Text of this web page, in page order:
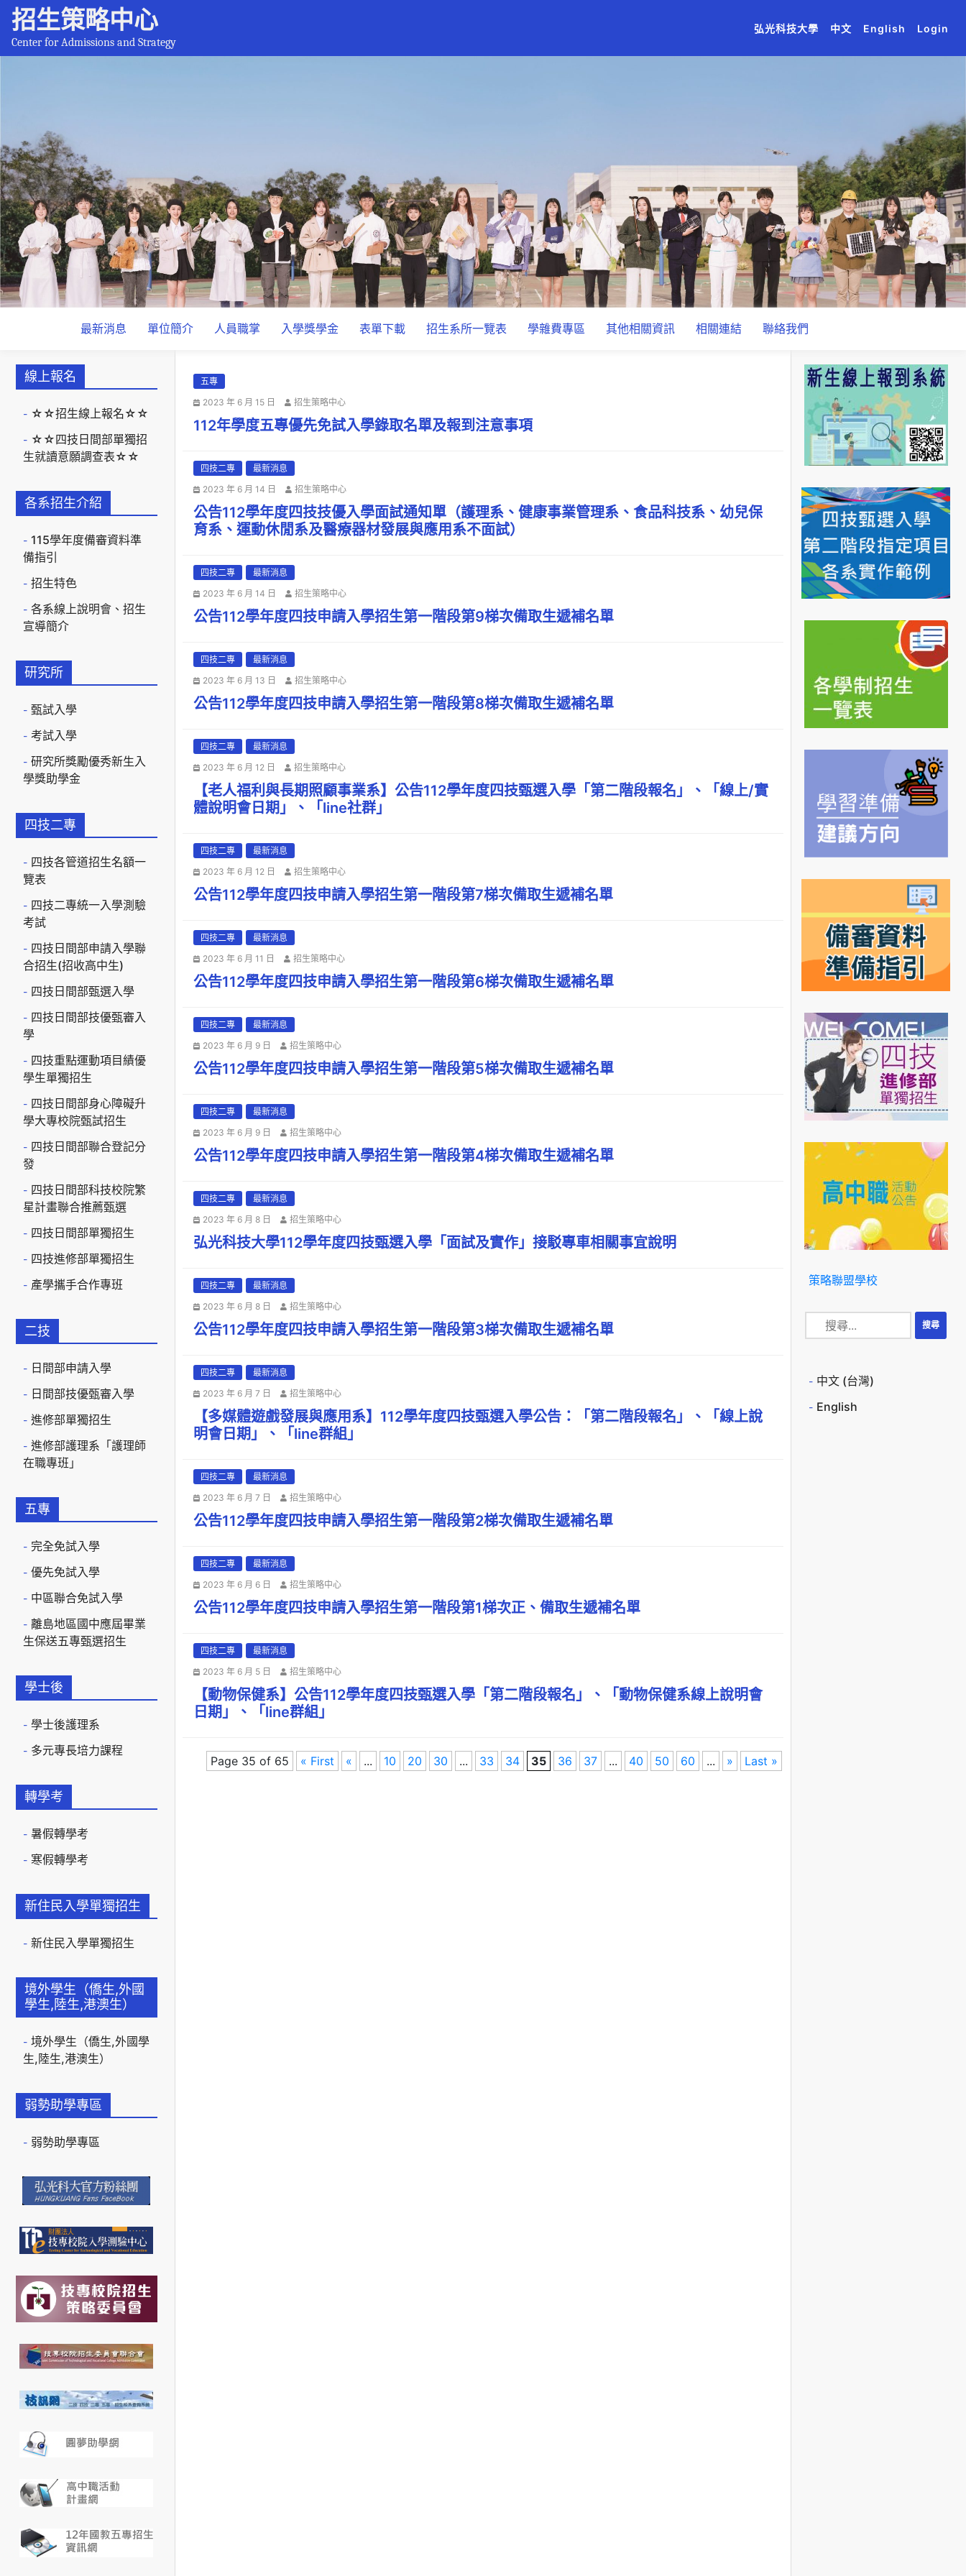
招生策略中心
Center for Admissions and Strategy
(current)
(current)
弘光科技大學 (current)
中文 (current)
English (current)
Login
最新消息 單位簡介 人員職掌 入學獎學金 表單下載 招生系所一覽表 學雜費專區 其他相關資訊 相關連結 聯絡我們
線上報名
☆☆招生線上報名☆☆
☆☆四技日間部單獨招
生就讀意願調查表☆☆
各系招生介紹
115學年度備審資料準
備指引
招生特色
各系線上說明會、招生
宣導簡介
研究所
甄試入學
考試入學
研究所獎勵優秀新生入
學獎助學金
四技二專
四技各管道招生名額一
覽表
四技二專統一入學測驗
考試
四技日間部申請入學聯
合招生(招收高中生)
四技日間部甄選入學
四技日間部技優甄審入
學
四技重點運動項目績優
學生單獨招生
四技日間部身心障礙升
學大專校院甄試招生
四技日間部聯合登記分
發
四技日間部科技校院繁
星計畫聯合推薦甄選
四技日間部單獨招生
四技進修部單獨招生
產學攜手合作專班
二技
日間部申請入學
日間部技優甄審入學
進修部單獨招生
進修部護理系「護理師
在職專班」
五專
完全免試入學
優先免試入學
中區聯合免試入學
離島地區國中應屆畢業
生保送五專甄選招生
學士後
學士後護理系
多元專長培力課程
轉學考
暑假轉學考
寒假轉學考
新住民入學單獨招生
新住民入學單獨招生
境外學生（僑生,外國
學生,陸生,港澳生）
境外學生（僑生,外國學
生,陸生,港澳生）
弱勢助學專區
弱勢助學專區
五專
2023 年 6 月 15 日
招生策略中心
112年學度五專優先免試入學錄取名單及報到注意事項
四技二專
最新消息
2023 年 6 月 14 日
招生策略中心
公告112學年度四技技優入學面試通知單（護理系、健康事業管理系、食品科技系、幼兒保
育系、運動休閒系及醫療器材發展與應用系不面試）
四技二專
最新消息
2023 年 6 月 14 日
招生策略中心
公告112學年度四技申請入學招生第一階段第9梯次備取生遞補名單
四技二專
最新消息
2023 年 6 月 13 日
招生策略中心
公告112學年度四技申請入學招生第一階段第8梯次備取生遞補名單
四技二專
最新消息
2023 年 6 月 12 日
招生策略中心
【老人福利與長期照顧事業系】公告112學年度四技甄選入學「第二階段報名」、「線上/實
體說明會日期」、「line社群」
四技二專
最新消息
2023 年 6 月 12 日
招生策略中心
公告112學年度四技申請入學招生第一階段第7梯次備取生遞補名單
四技二專
最新消息
2023 年 6 月 11 日
招生策略中心
公告112學年度四技申請入學招生第一階段第6梯次備取生遞補名單
四技二專
最新消息
2023 年 6 月 9 日
招生策略中心
公告112學年度四技申請入學招生第一階段第5梯次備取生遞補名單
四技二專
最新消息
2023 年 6 月 9 日
招生策略中心
公告112學年度四技申請入學招生第一階段第4梯次備取生遞補名單
四技二專
最新消息
2023 年 6 月 8 日
招生策略中心
弘光科技大學112學年度四技甄選入學「面試及實作」接駁專車相關事宜說明
四技二專
最新消息
2023 年 6 月 8 日
招生策略中心
公告112學年度四技申請入學招生第一階段第3梯次備取生遞補名單
四技二專
最新消息
2023 年 6 月 7 日
招生策略中心
【多媒體遊戲發展與應用系】112學年度四技甄選入學公告：「第二階段報名」、「線上說
明會日期」、「line群組」
四技二專
最新消息
2023 年 6 月 7 日
招生策略中心
公告112學年度四技申請入學招生第一階段第2梯次備取生遞補名單
四技二專
最新消息
2023 年 6 月 6 日
招生策略中心
公告112學年度四技申請入學招生第一階段第1梯次正、備取生遞補名單
四技二專
最新消息
2023 年 6 月 5 日
招生策略中心
【動物保健系】公告112學年度四技甄選入學「第二階段報名」、「動物保健系線上說明會
日期」、「line群組」
Page 35 of 65 « First « ... 10 20 30 ... 33 34 35 36 37 ... 40 50 60 ... » Last »
策略聯盟學校
中文 (台灣)
English